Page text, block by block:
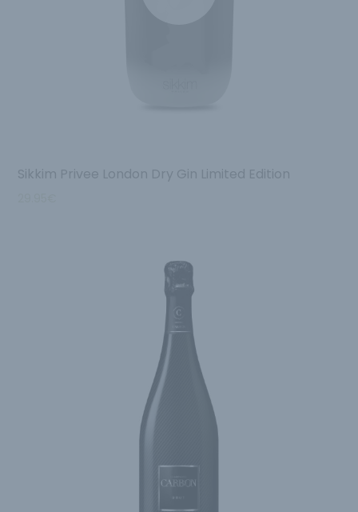
Sikkim Privee London Dry Gin Limited Edition